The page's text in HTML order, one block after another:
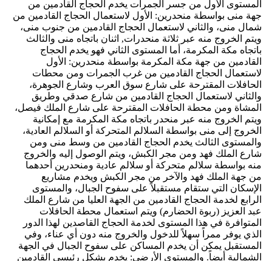
المستوى الأول من جسر الجمرات يخدم الحجاج القادمين من
جهة منى بواسطة منحدرين: الأول لاستعمال الحجاج القادمين من
شمال منى، والثاني لاستعمال الحجاج القادمين من جنوب منى،
ويتم الخروج منه عبر ثلاثة منحدرات, اثنان باتجاه منى والثالث
باتجاه مكة المكرمة، أما المستوى الثاني فهو يخدم الحجاج
القادمين من جهة مكة المكرمة بواسطة منحدرين: الأول
لاستعمال الحجاج القادمين من غرب الجمرات ومن محطات
الحافلات المقترحة على شارع سوق العرب وشارع الجوهرة،
والثاني لاستعمال الحجاج القادمين من شارع صدقي وطريق
المشاة ومن محطة الحافلات المقترحة على شارع الملك فيصل،
ويتم الخروج منه عبر منحدر باتجاه مكة المكرمة مع إمكانية
الخروج إلى منى بواسطة السلالم المتحركة أو السلالم العادية،
والمستوى الثالث يخدم الحجاج القادمين من وسط منى ومن
شارع الملك فهد ومن مجر الكبش، ويتم الوصول إليه والخروج
منه بواسطة سلالم متحركة أو سلالم عادية ومنحدرين أحدهما
من جهة الملك فهد والآخر من مجر الكبش ويخدم مشاريع
الإسكان التي ستقام مستقبلاً على سفوح الجبال، والمستوى
الرابع لخدمة الحجاج القادمين من الجهة العليا من شارع الملك
عبد العزيز (ربوة الحضارم) ويتم استعمال محطة الحافلات
المتوافرة في هذا المستوى لخدمة الحجاج القاصدين لهذا الدور
الذي يوفر ممراً سهلاً للدخول والخروج منه دون أي عناء، وفي
المستقبل يمكن أن يخدم المساكن على سفوح الجبال في الجهة
الشمالية أيضاً. والمستوى الأرضي: يخدم بشكل رئيسي القادمين